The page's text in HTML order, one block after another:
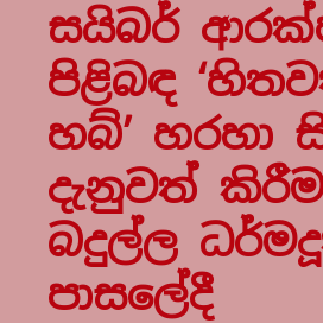
සයිබර්
පිළිබඳ
හබ්’ හරහා
දැනුවත්
බදුල්ල
පාසලේදී